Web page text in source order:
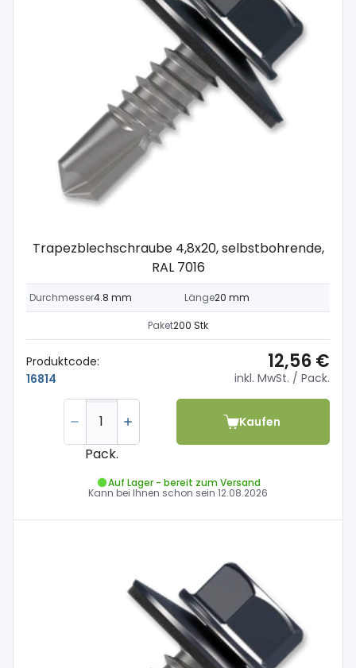
Trapezblechschraube 4,8x20, selbstbohrende,
RAL 7016
Durchmesser4.8 mm Länge20 mm
Paket200 Stk
Produktcode:
16814
12,56 €
inkl. MwSt. / Pack.
Pack.
Kaufen
Auf Lager - bereit zum Versand
Kann bei Ihnen schon sein 12.08.2026